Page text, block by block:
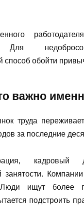
Для
способ обойти
важно
труда
за последние
кадровый
занятости.
Люди ищут более
подстроить